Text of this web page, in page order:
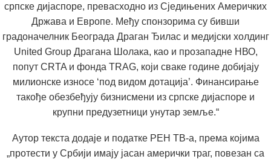
српске дијаспоре, превасходно из Сједињених Америчких
Држава и Европе. Међу спонзорима су бивши
градоначелник Београда Драган Ђилас и медијски холдинг
United Group Драгана Шолака, као и прозападне НВО,
попут CRTA и фонда TRAG, који сваке године добијају
милионске износе ‘под видом дотација’. Финансирање
такође обезбеђују бизнисмени из српске дијаспоре и
крупни предузетници унутар земље.“
Аутор текста додаје и податке РЕН ТВ-а, према којима
„протести у Србији имају јасан амерички траг, повезан са